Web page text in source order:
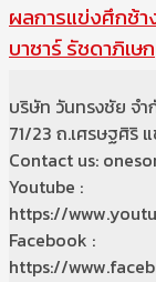
ผลการแข่งศึกช้
บาซาร์ รัชดาภิเษก
บริษัท วันทรงชัย จำ
71/23 ถ.เศรษฐศิริ
Contact us:
Youtube :
https://
Facebook :
https://